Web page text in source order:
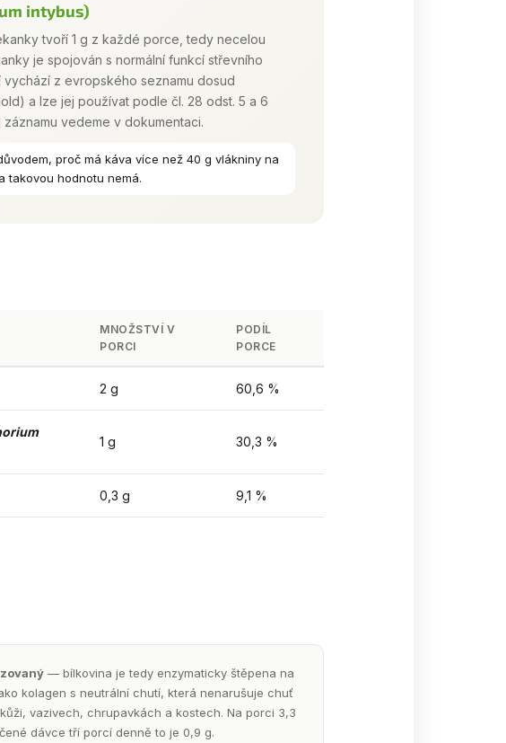
intybus)
tvoří 1 g z každé porce, tedy necelou
je spojován s normální funkcí střevního
z evropského seznamu dosud
a lze jej používat podle čl. 28 odst. 5 a 6
vedeme v dokumentaci.
proč má káva více než 40 g vlákniny na
takovou hodnotu nemá.
MNOŽSTVÍ V
PORCI
PODÍL
PORCE
2 g 60,6 %
1 g 30,3 %
0,3 g 9,1 %
— bílkovina je tedy enzymaticky štěpena na
kolagen s neutrální chutí, která nenarušuje chuť
vazivech, chrupavkách a kostech. Na porci 3,3
dávce tří porcí denně to je 0,9 g.